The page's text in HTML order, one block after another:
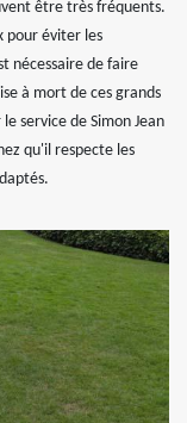
être très fréquents.
pour éviter les
nécessaire de faire
à mort de ces grands
service de Simon Jean
qu'il respecte les